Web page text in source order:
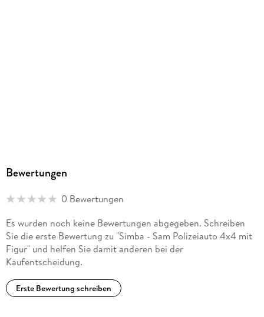
Bewertungen
0 Bewertungen
Es wurden noch keine Bewertungen abgegeben. Schreiben
Sie die erste Bewertung zu "Simba - Sam Polizeiauto 4x4 mit
Figur" und helfen Sie damit anderen bei der
Kaufentscheidung.
Erste Bewertung schreiben